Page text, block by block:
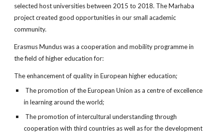
selected host universities between 2015 to 2018. The Marhaba
project created good opportunities in our small academic
community.
Erasmus Mundus was a cooperation and mobility programme in
the field of higher education for:
The enhancement of quality in European higher education;
in learning around the world;
cooperation with third countries as well as for the development